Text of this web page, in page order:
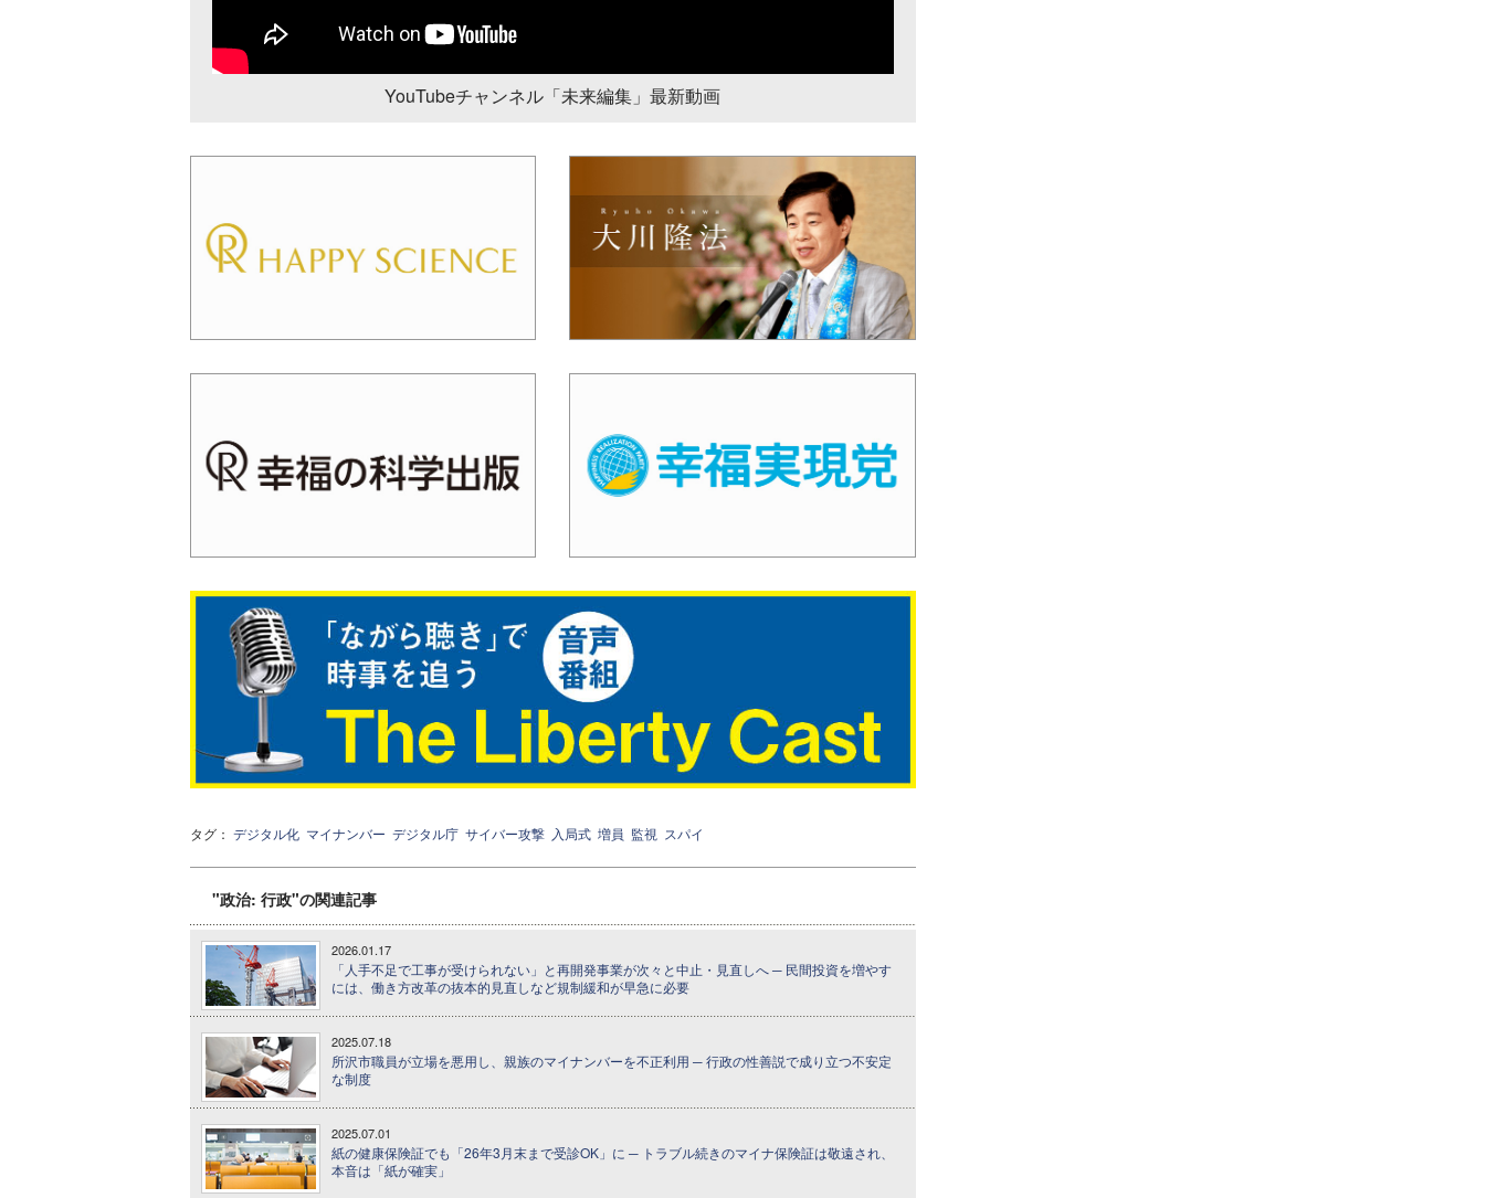
YouTubeチャンネル「未来編集」最新動画
タグ： デジタル化 マイナンバー デジタル庁 サイバー攻撃 入局式 増員 監視 スパイ
"政治: 行政"の関連記事
2026.01.17
「人手不足で工事が受けられない」と再開発事業が次々と中止・見直しへ ─ 民間投資を増やす
には、働き方改革の抜本的見直しなど規制緩和が早急に必要
2025.07.18
所沢市職員が立場を悪用し、親族のマイナンバーを不正利用 ─ 行政の性善説で成り立つ不安定
な制度
2025.07.01
紙の健康保険証でも「26年3月末まで受診OK」に ─ トラブル続きのマイナ保険証は敬遠され、
本音は「紙が確実」